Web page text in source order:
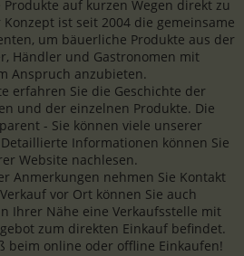
auf kurzen Wegen direkt zu
ist seit 2004 die gemeinsame
um bäuerliche Produkte aus der
Händler und Gastronomen mit
Anspruch anzubieten.
erfahren Sie die Geschichte der
und der einzelnen Produkte. Die
- Sie können viele unserer
Informationen können Sie
Website nachlesen.
Anmerkungen nehmen Sie Kontakt
vor Ort können Sie auch
Ihrer Nähe eine Verkaufsstelle mit
zum direkten Einkauf befindet.
beim online oder offline Einkaufen!